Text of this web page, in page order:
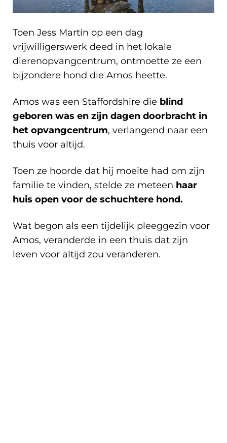
Toen Jess Martin op een dag
vrijwilligerswerk deed in het lokale
dierenopvangcentrum, ontmoette ze een
bijzondere hond die Amos heette.
Amos was een Staffordshire die blind
geboren was en zijn dagen doorbracht in
het opvangcentrum, verlangend naar een
thuis voor altijd.
Toen ze hoorde dat hij moeite had om zijn
familie te vinden, stelde ze meteen haar
huis open voor de schuchtere hond.
Wat begon als een tijdelijk pleeggezin voor
Amos, veranderde in een thuis dat zijn
leven voor altijd zou veranderen.